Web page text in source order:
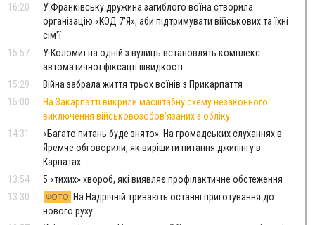
16:20
У Франківську дружина загиблого воїна створила
організацію «КОД 7'Я», аби підтримувати військових та їхні
сім'ї
15:57
У Коломиї на одній з вулиць встановлять комплекс
автоматичної фіксації швидкості
15:29
Війна забрала життя трьох воїнів з Прикарпаття
15:00
На Закарпатті викрили масштабну схему незаконного
виключення військовозобов’язаних з обліку
14:31
«Багато питань буде знято». На громадських слуханнях в
Яремче обговорили, як вирішити питання джипінгу в
Карпатах
13:54
5 «тихих» хвороб, які виявляє профілактичне обстеження
13:30
ФОТО
На Надрічній тривають останні приготування до
нового руху